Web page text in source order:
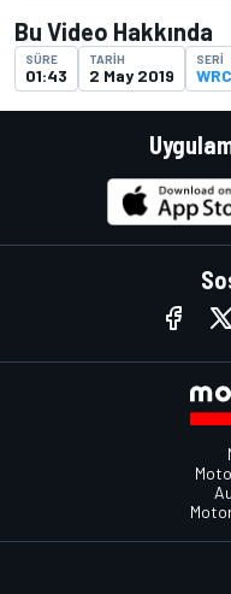
Bu Video Hakkında
SÜRE
01:43
TARIH
2 May 2019
SERI
WRC